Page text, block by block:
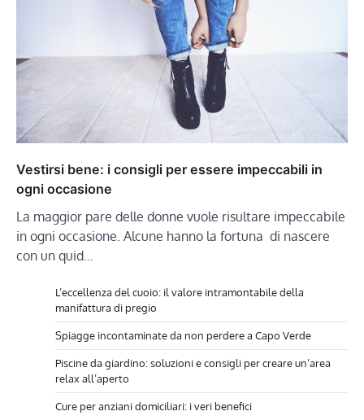
Vestirsi bene: i consigli per essere impeccabili in
ogni occasione
La maggior pare delle donne vuole risultare impeccabile
in ogni occasione. Alcune hanno la fortuna di nascere
con un quid…
L’eccellenza del cuoio: il valore intramontabile della
manifattura di pregio
Spiagge incontaminate da non perdere a Capo Verde
Piscine da giardino: soluzioni e consigli per creare un’area
relax all’aperto
Cure per anziani domiciliari: i veri benefici